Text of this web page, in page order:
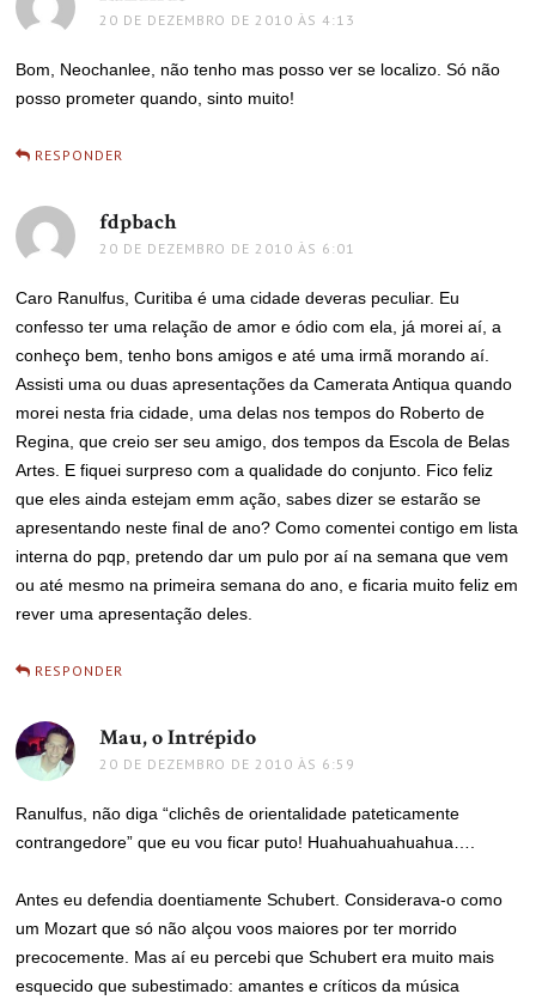
20 DE DEZEMBRO DE 2010 ÀS 4:13
Bom, Neochanlee, não tenho mas posso ver se localizo. Só não
posso prometer quando, sinto muito!
RESPONDER
fdpbachdisse:
20 DE DEZEMBRO DE 2010 ÀS 6:01
Caro Ranulfus, Curitiba é uma cidade deveras peculiar. Eu
confesso ter uma relação de amor e ódio com ela, já morei aí, a
conheço bem, tenho bons amigos e até uma irmã morando aí.
Assisti uma ou duas apresentações da Camerata Antiqua quando
morei nesta fria cidade, uma delas nos tempos do Roberto de
Regina, que creio ser seu amigo, dos tempos da Escola de Belas
Artes. E fiquei surpreso com a qualidade do conjunto. Fico feliz
que eles ainda estejam emm ação, sabes dizer se estarão se
apresentando neste final de ano? Como comentei contigo em lista
interna do pqp, pretendo dar um pulo por aí na semana que vem
ou até mesmo na primeira semana do ano, e ficaria muito feliz em
rever uma apresentação deles.
RESPONDER
Mau, o Intrépido
20 DE DEZEMBRO DE 2010 ÀS 6:59
Ranulfus, não diga “clichês de orientalidade pateticamente
contrangedore” que eu vou ficar puto! Huahuahuahuahua….
Antes eu defendia doentiamente Schubert. Considerava-o como
um Mozart que só não alçou voos maiores por ter morrido
precocemente. Mas aí eu percebi que Schubert era muito mais
esquecido que subestimado: amantes e críticos da música